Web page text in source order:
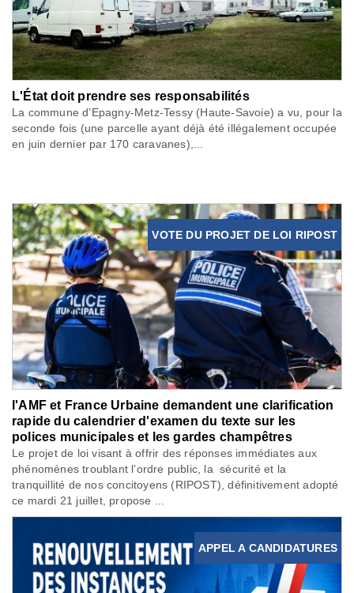
L'État doit prendre ses responsabilités
La commune d’Epagny-Metz-Tessy (Haute-Savoie) a vu, pour la
seconde fois (une parcelle ayant déjà été illégalement occupée
en juin dernier par 170 caravanes),...
VOTE DU PROJET DE LOI RIPOST
l'AMF et France Urbaine demandent une clarification
rapide du calendrier d'examen du texte sur les
polices municipales et les gardes champêtres
Le projet de loi visant à offrir des réponses immédiates aux
phénomènes troublant l’ordre public, la sécurité et la
tranquillité de nos concitoyens (RIPOST), définitivement adopté
ce mardi 21 juillet, propose ...
APPEL A CANDIDATURES